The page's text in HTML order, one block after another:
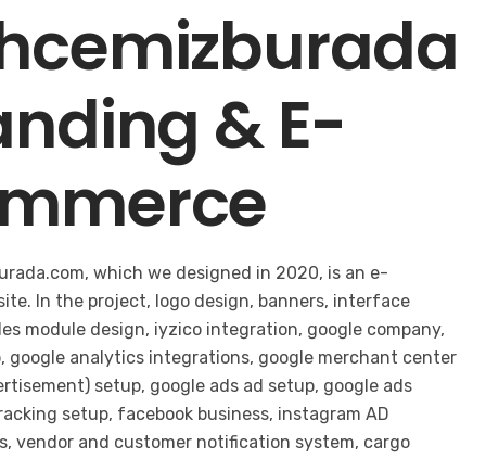
& E-
which we designed in 2020, is an e-
In the project, logo design, banners, interface
module design, iyzico integration, google company,
google analytics integrations, google merchant center
setup, google ads ad setup, google ads
setup, facebook business, instagram AD
vendor and customer notification system, cargo